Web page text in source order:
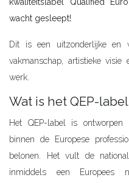
wacht gesleept!
Dit is een uitzonderlijke en
vakmanschap, artistieke
werk.
Wat is het QEP-
Het QEP-label is
binnen de Europese
belonen. Het vult de
inmiddels een Europees